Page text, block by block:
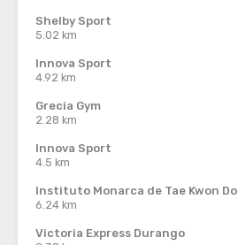
Shelby Sport
5.02 km
Innova Sport
4.92 km
Grecia Gym
2.28 km
Innova Sport
4.5 km
Instituto Monarca de Tae Kwon Do
6.24 km
Victoria Express Durango